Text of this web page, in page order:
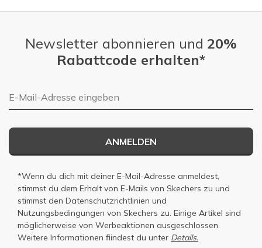
Newsletter abonnieren und 20%
Rabattcode erhalten*
E-Mail-Adresse
ANMELDEN
*Wenn du dich mit deiner E-Mail-Adresse anmeldest,
stimmst du dem Erhalt von E-Mails von Skechers zu und
stimmst den Datenschutzrichtlinien und
Nutzungsbedingungen von Skechers zu. Einige Artikel sind
möglicherweise von Werbeaktionen ausgeschlossen.
Weitere Informationen fiindest du unter Details.